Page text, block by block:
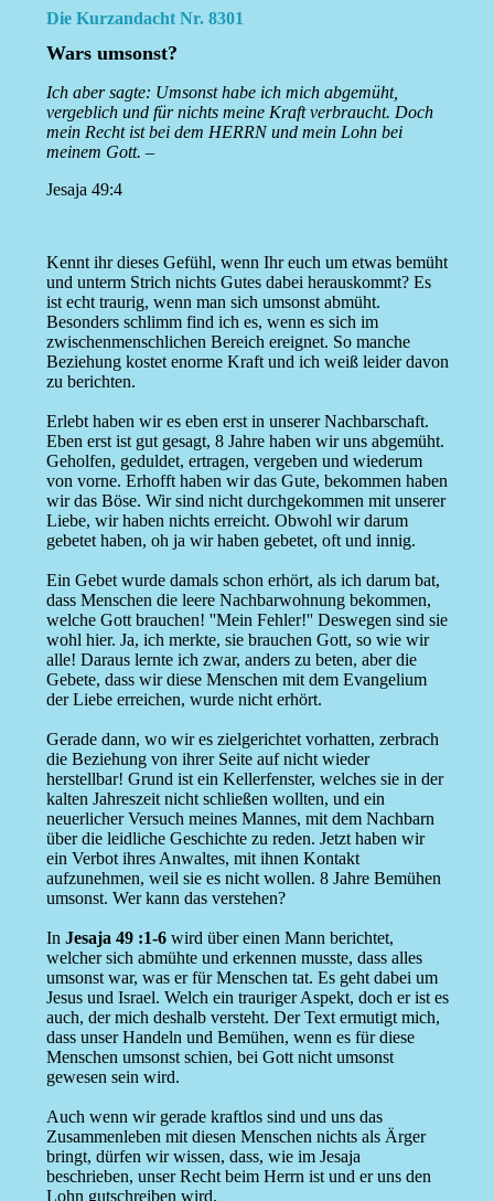
Die Kurzandacht Nr. 8301
Wars umsonst?
Ich aber sagte: Umsonst habe ich mich abgemüht,
vergeblich und für nichts meine Kraft verbraucht. Doch
mein Recht ist bei dem HERRN und mein Lohn bei
meinem Gott. –
Jesaja 49:4
Kennt ihr dieses Gefühl, wenn Ihr euch um etwas bemüht
und unterm Strich nichts Gutes dabei herauskommt? Es
ist echt traurig, wenn man sich umsonst abmüht.
Besonders schlimm find ich es, wenn es sich im
zwischenmenschlichen Bereich ereignet. So manche
Beziehung kostet enorme Kraft und ich weiß leider davon
zu berichten.
Erlebt haben wir es eben erst in unserer Nachbarschaft.
Eben erst ist gut gesagt, 8 Jahre haben wir uns abgemüht.
Geholfen, geduldet, ertragen, vergeben und wiederum
von vorne. Erhofft haben wir das Gute, bekommen haben
wir das Böse. Wir sind nicht durchgekommen mit unserer
Liebe, wir haben nichts erreicht. Obwohl wir darum
gebetet haben, oh ja wir haben gebetet, oft und innig.
Ein Gebet wurde damals schon erhört, als ich darum bat,
dass Menschen die leere Nachbarwohnung bekommen,
welche Gott brauchen! ''Mein Fehler!'' Deswegen sind sie
wohl hier. Ja, ich merkte, sie brauchen Gott, so wie wir
alle! Daraus lernte ich zwar, anders zu beten, aber die
Gebete, dass wir diese Menschen mit dem Evangelium
der Liebe erreichen, wurde nicht erhört.
Gerade dann, wo wir es zielgerichtet vorhatten, zerbrach
die Beziehung von ihrer Seite auf nicht wieder
herstellbar! Grund ist ein Kellerfenster, welches sie in der
kalten Jahreszeit nicht schließen wollten, und ein
neuerlicher Versuch meines Mannes, mit dem Nachbarn
über die leidliche Geschichte zu reden. Jetzt haben wir
ein Verbot ihres Anwaltes, mit ihnen Kontakt
aufzunehmen, weil sie es nicht wollen. 8 Jahre Bemühen
umsonst. Wer kann das verstehen?
In Jesaja 49 :1-6 wird über einen Mann berichtet,
welcher sich abmühte und erkennen musste, dass alles
umsonst war, was er für Menschen tat. Es geht dabei um
Jesus und Israel. Welch ein trauriger Aspekt, doch er ist es
auch, der mich deshalb versteht. Der Text ermutigt mich,
dass unser Handeln und Bemühen, wenn es für diese
Menschen umsonst schien, bei Gott nicht umsonst
gewesen sein wird.
Auch wenn wir gerade kraftlos sind und uns das
Zusammenleben mit diesen Menschen nichts als Ärger
bringt, dürfen wir wissen, dass, wie im Jesaja
beschrieben, unser Recht beim Herrn ist und er uns den
Lohn gutschreiben wird.